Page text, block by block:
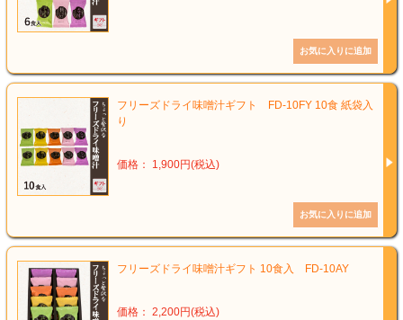
フリーズドライ味噌汁ギフト FD-10FY 10食 紙袋入
り
価格： 1,900円(税込)
フリーズドライ味噌汁ギフト 10食入 FD-10AY
価格： 2,200円(税込)